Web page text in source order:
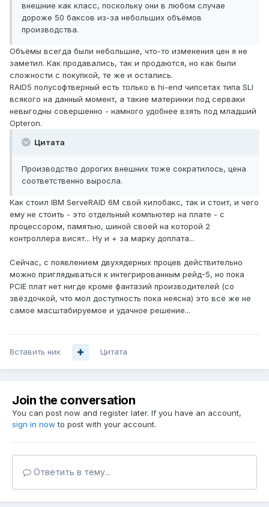
внешние как класс, поскольку они в любом случае
дороже 50 баксов из-за небольших объёмов
производства.
Объёмы всегда были небольшие, что-то изменения цен я не
заметил. Как продавались, так и продаются, но как были
сложности с покупкой, те же и остались.
RAID5 полусофтверный есть только в hi-end чипсетах типа SLI
всякого на данный момент, а такие материнки под серваки
невыгодны совершенно - намного удобнее взять под младший
Opteron.
Цитата
Производство дорогих внешних тоже сократилось, цена
соответственно выросла.
Как стоил IBM ServeRAID 6M свой килобакс, так и стоит, и чего
ему не стоить - это отдельный компьютер на плате - с
процессором, памятью, шиной своей на которой 2
контроллера висят... Ну и + за марку доплата...
Сейчас, с появлением двухядерных процев действительно
можно приглядываться к интегрированным рейд-5, но пока
PCIE плат нет нигде кроме фантазий производителей (со
звёздочкой, что мол доступность пока неясна) это всё же не
самое масштабируемое и удачное решение...
Вставить ник Цитата
Join the conversation
You can post now and register later. If you have an account,
sign in now to post with your account.
Ответить в тему...